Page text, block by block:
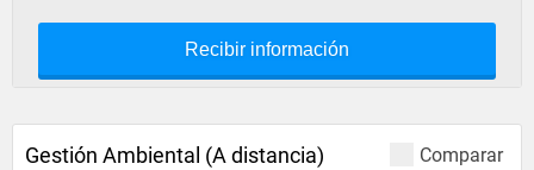
Recibir información
Comparar
Gestión Ambiental (A distancia)